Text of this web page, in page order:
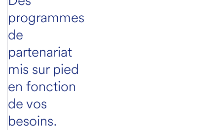
programmes
de
partenariat
mis sur pied
en fonction
de vos
besoins.